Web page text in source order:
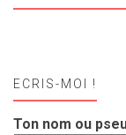
ECRIS-MOI !
Ton nom ou